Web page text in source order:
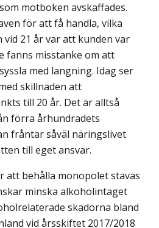
motboken avskaffades.
för att få handla, vilka
21 år var att kunden var
fanns misstanke om att
med langning. Idag ser
skillnaden att
till 20 år. Det är alltså
förra århundradets
fråntar såväl näringslivet
till eget ansvar.
att behålla monopolet stavas
minska alkoholintaget
skadorna bland
vid årsskiftet 2017/2018